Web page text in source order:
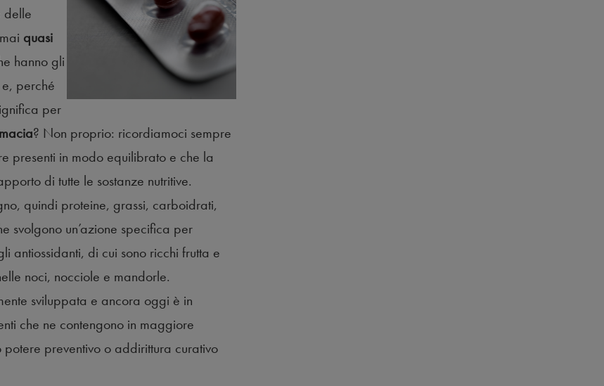
delle
quasi
hanno gli
perché
per
? Non proprio: ricordiamoci sempre
presenti in modo equilibrato e che la
di tutte le sostanze nutritive.
quindi proteine, grassi, carboidrati,
svolgono un’azione specifica per
antiossidanti, di cui sono ricchi frutta e
noci, nocciole e mandorle.
sviluppata e ancora oggi è in
che ne contengono in maggiore
preventivo o addirittura curativo